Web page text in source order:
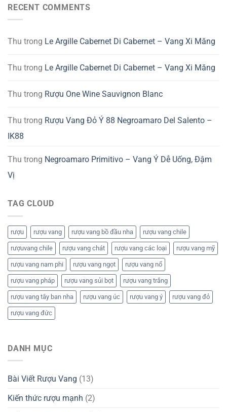
RECENT COMMENTS
Thu trong Le Argille Cabernet Di Cabernet – Vang Xi Măng
Thu trong Le Argille Cabernet Di Cabernet – Vang Xi Măng
Thu trong Rượu One Wine Sauvignon Blanc
Thu trong Rượu Vang Đỏ Ý 88 Negroamaro Del Salento –
IK88
Thu trong Negroamaro Primitivo – Vang Ý Dễ Uống, Đậm
Vị
TAG CLOUD
rượu rượu vang rượu vang bồ đầu nha rượu vang chile
rượuvang chile rượu vang chát rượu vang các loại rượu vang mỹ
rượu vang nam phi rượu vang ngọt rượu vang nổ
rượu vang pháp rượu vang sủi bọt rượu vang trắng
rượu vang tây ban nha rượu vang úc rượu vang ý rượu vang đỏ
rượu vang đức
DANH MỤC
Bài Viết Rượu Vang (13)
Kiến thức rượu mạnh (2)